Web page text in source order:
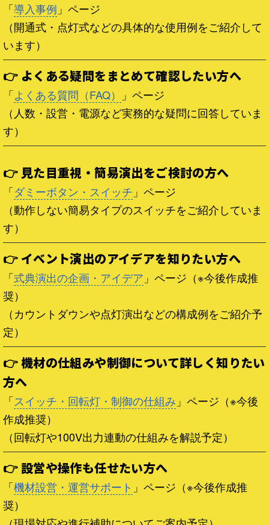
「導入事例 」ページ
（開通式・点灯式などの具体的な使用例をご紹介して
います）
👉 よくある疑問をまとめて確認したい方へ
「よくある質問（FAQ）
」ページ
（人数・設営・電源など実務的な疑問に回答していま
す）
👉 見た目重視・簡易演出をご検討の方へ
「ダミーボタン・スイッチ 」ページ
（動作しない簡易タイプのスイッチをご紹介していま
す）
👉 イベント演出のアイデアを知りたい方へ
「式典演出の企画・アイデア 」ページ（※今後作成推
奨）
（カウントダウンや点灯演出などの構成例をご紹介予
定）
👉 機材の仕組みや制御について詳しく知りたい
方へ
「スイッチ・回転灯・制御の仕組み 」ページ（※今後
作成推奨）
（回転灯や100V出力連動の仕組みを解説予定）
👉 設営や操作も任せたい方へ
「機材設営・運営サポート 」ページ（※今後作成推
奨）